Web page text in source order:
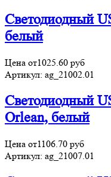
Светодиодный
белый
Цена от1025.60 руб
Артикул: ag_21002.01
Светодиодный
Orlean, белый
Цена от1106.70 руб
Артикул: ag_21007.01